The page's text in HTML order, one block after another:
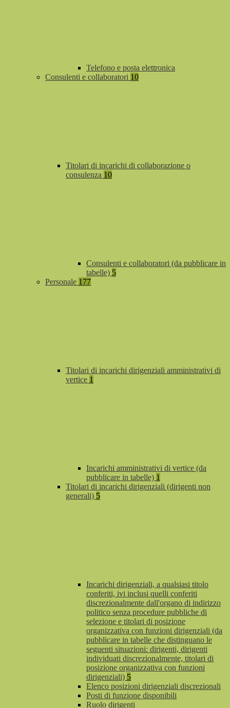
Telefono e posta elettronica
Consulenti e collaboratori 10
Titolari di incarichi di collaborazione o
consulenza 10
Consulenti e collaboratori (da pubblicare in
tabelle) 5
Personale 177
Titolari di incarichi dirigenziali amministrativi di
vertice 1
Incarichi amministrativi di vertice (da
pubblicare in tabelle) 1
Titolari di incarichi dirigenziali (dirigenti non
generali) 5
Incarichi dirigenziali, a qualsiasi titolo
conferiti, ivi inclusi quelli conferiti
discrezionalmente dall'organo di indirizzo
politico senza procedure pubbliche di
selezione e titolari di posizione
organizzativa con funzioni dirigenziali (da
pubblicare in tabelle che distinguano le
seguenti situazioni: dirigenti, dirigenti
individuati discrezionalmente, titolari di
posizione organizzativa con funzioni
dirigenziali) 5
Elenco posizioni dirigenziali discrezionali
Posti di funzione disponibili
Ruolo dirigenti